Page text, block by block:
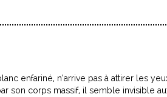
enfariné, n’arrive pas à attirer les
son corps massif, il semble invisible